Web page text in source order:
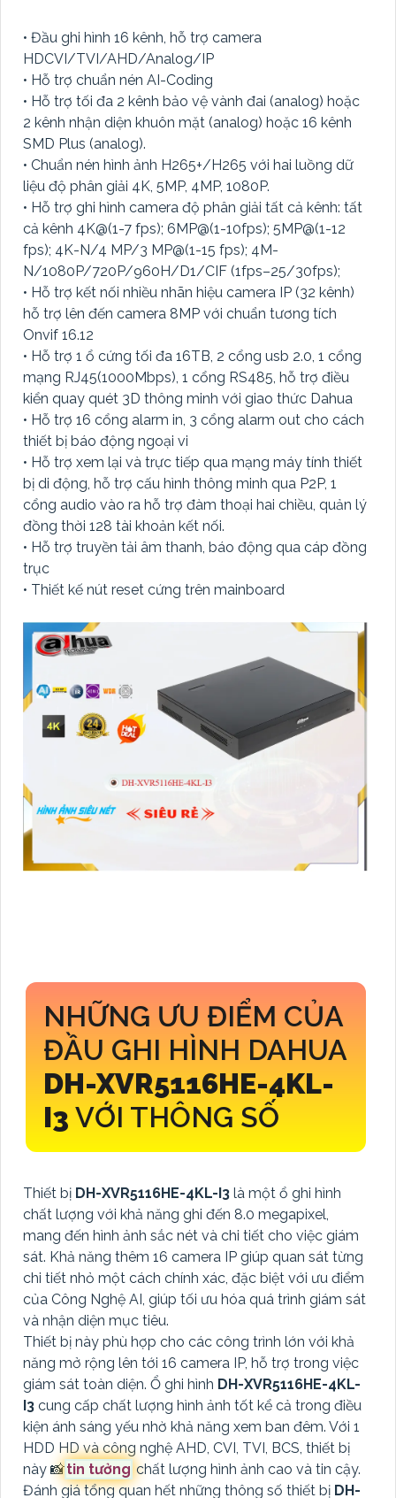
• Đầu ghi hình 16 kênh, hỗ trợ camera
HDCVI/TVI/AHD/Analog/IP
• Hỗ trợ chuẩn nén AI-Coding
• Hỗ trợ tối đa 2 kênh bảo vệ vành đai (analog) hoặc
2 kênh nhận diện khuôn mặt (analog) hoặc 16 kênh
SMD Plus (analog).
• Chuẩn nén hình ảnh H265+/H265 với hai luồng dữ
liệu độ phân giải 4K, 5MP, 4MP, 1080P.
• Hỗ trợ ghi hình camera độ phân giải tất cả kênh: tất
cả kênh 4K@(1-7 fps); 6MP@(1-10fps); 5MP@(1-12
fps); 4K-N/4 MP/3 MP@(1-15 fps); 4M-
N/1080P/720P/960H/D1/CIF (1fps–25/30fps);
• Hỗ trợ kết nối nhiều nhãn hiệu camera IP (32 kênh)
hỗ trợ lên đến camera 8MP với chuẩn tương tích
Onvif 16.12
• Hỗ trợ 1 ổ cứng tối đa 16TB, 2 cổng usb 2.0, 1 cổng
mạng RJ45(1000Mbps), 1 cổng RS485, hỗ trợ điều
kiển quay quét 3D thông minh với giao thức Dahua
• Hỗ trợ 16 cổng alarm in, 3 cổng alarm out cho cách
thiết bị báo động ngoại vi
• Hỗ trợ xem lại và trực tiếp qua mạng máy tính thiết
bị di động, hỗ trợ cấu hình thông minh qua P2P, 1
cổng audio vào ra hỗ trợ đàm thoại hai chiều, quản lý
đồng thời 128 tài khoản kết nối.
• Hỗ trợ truyền tải âm thanh, báo động qua cáp đồng
trục
• Thiết kế nút reset cứng trên mainboard
NHỮNG ƯU ĐIỂM CỦA
ĐẦU GHI HÌNH DAHUA
DH-XVR5116HE-4KL-
I3 VỚI THÔNG SỐ
Thiết bị DH-XVR5116HE-4KL-I3 là một ổ ghi hình
chất lượng với khả năng ghi đến 8.0 megapixel,
mang đến hình ảnh sắc nét và chi tiết cho việc giám
sát. Khả năng thêm 16 camera IP giúp quan sát từng
chi tiết nhỏ một cách chính xác, đặc biệt với ưu điểm
của Công Nghệ AI, giúp tối ưu hóa quá trình giám sát
và nhận diện mục tiêu.
Thiết bị này phù hợp cho các công trình lớn với khả
năng mở rộng lên tới 16 camera IP, hỗ trợ trong việc
giám sát toàn diện. Ổ ghi hình DH-XVR5116HE-4KL-
I3 cung cấp chất lượng hình ảnh tốt kể cả trong điều
kiện ánh sáng yếu nhờ khả năng xem ban đêm. Với 1
HDD HD và công nghệ AHD, CVI, TVI, BCS, thiết bị
này 📸tin tưởng chất lượng hình ảnh cao và tin cậy.
Đánh giá tổng quan hết những thông số thiết bị DH-